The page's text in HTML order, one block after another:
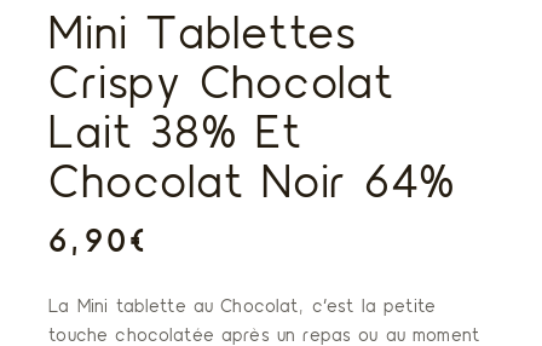
Mini Tablettes
Crispy Chocolat
Lait 38% Et
Chocolat Noir 64%
6,90€
La Mini tablette au Chocolat, c’est la petite
touche chocolatée après un repas ou au moment